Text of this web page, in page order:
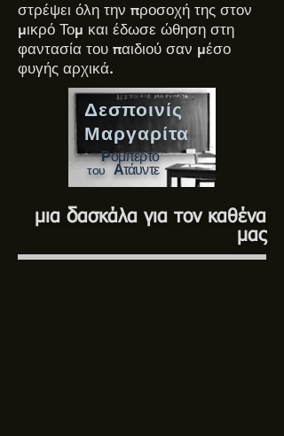
στρέψει όλη την προσοχή της στον
μικρό Τομ και έδωσε ώθηση στη
φαντασία του παιδιού σαν μέσο
φυγής αρχικά.
Δεσποινίς
Μαργαρίτα
Ρομπέρτο
του Ατάυντε
μια δασκάλα για τον καθένα
μας